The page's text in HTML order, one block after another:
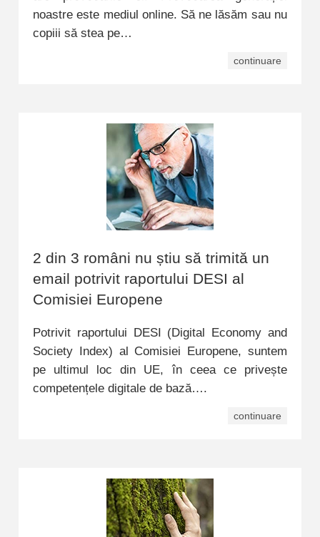
noastre este mediul online. Să ne lăsăm sau nu
copiii să stea pe…
continuare
2 din 3 români nu știu să trimită un
email potrivit raportului DESI al
Comisiei Europene
Potrivit raportului DESI (Digital Economy and
Society Index) al Comisiei Europene, suntem
pe ultimul loc din UE, în ceea ce privește
competențele digitale de bază….
continuare